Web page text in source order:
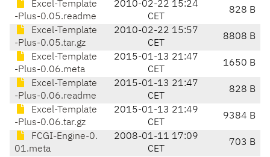
Excel-Template
-Plus-0.05.readme
2010-02-22 15:24
CET
828 B
Excel-Template
-Plus-0.05.tar.gz
2010-02-22 15:57
CET
8808 B
Excel-Template
-Plus-0.06.meta
2015-01-13 21:47
CET
1650 B
Excel-Template
-Plus-0.06.readme
2015-01-13 21:47
CET
828 B
Excel-Template
-Plus-0.06.tar.gz
2015-01-13 21:49
CET
9384 B
FCGI-Engine-0.
01.meta
2008-01-11 17:09
CET
703 B